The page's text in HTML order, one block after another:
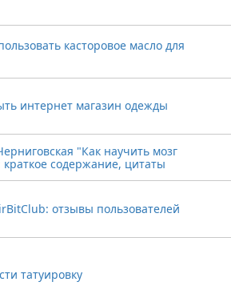
касторовое масло для
интернет магазин одежды
"Как научить мозг
краткое содержание, цитаты
отзывы пользователей
татуировку